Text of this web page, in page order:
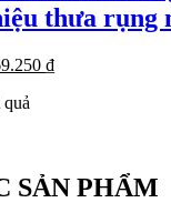
thưa rụng
₫Giá
mới
nhất
SẢN PHẨM